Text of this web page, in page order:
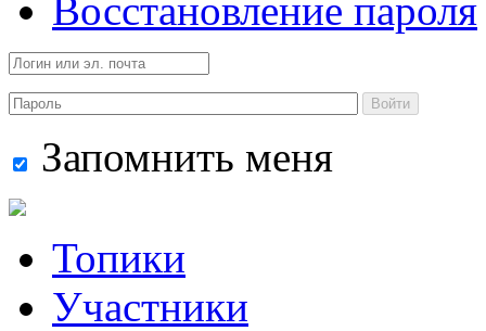
Восстановление пароля
Войти
Запомнить меня
Топики
Участники